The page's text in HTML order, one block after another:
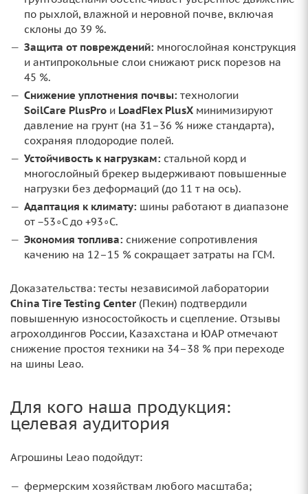
по рыхлой, влажной и неровной почве, включая
склоны до 39 %.
Защита от повреждений: многослойная конструкция
и антипрокольные слои снижают риск порезов на
45 %.
Снижение уплотнения почвы: технологии
SoilCare PlusPro и LoadFlex PlusX минимизируют
давление на грунт (на 31–36 % ниже стандарта),
сохраняя плодородие полей.
Устойчивость к нагрузкам: стальной корд и
многослойный брекер выдерживают повышенные
нагрузки без деформаций (до 11 т на ось).
Адаптация к климату: шины работают в диапазоне
от −53∘C до +93∘C.
Экономия топлива: снижение сопротивления
качению на 12–15 % сокращает затраты на ГСМ.
Доказательства: тесты независимой лаборатории
China Tire Testing Center (Пекин) подтвердили
повышенную износостойкость и сцепление. Отзывы
агрохолдингов России, Казахстана и ЮАР отмечают
снижение простоя техники на 34–38 % при переходе
на шины Leao.
Для кого наша продукция:
целевая аудитория
Агрошины Leao подойдут:
фермерским хозяйствам любого масштаба;